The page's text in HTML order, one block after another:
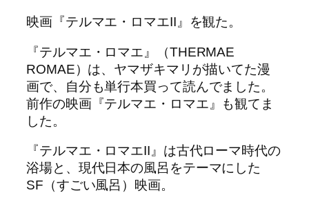
映画『テルマエ・ロマエII』を観た。
『テルマエ・ロマエ』（THERMAE
ROMAE）は、ヤマザキマリが描いてた漫
画で、自分も単行本買って読んでました。
前作の映画『テルマエ・ロマエ』も観てま
した。
『テルマエ・ロマエII』は古代ローマ時代の
浴場と、現代日本の風呂をテーマにした
SF（すごい風呂）映画。